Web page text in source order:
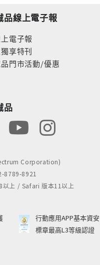
品線上電子報
電子報
享特刊
門市活動/優惠
品
Corporation)
8789-8921
以上 / Safari 版本11以上
行動應用APP基本資安
標章最高L3等級認證